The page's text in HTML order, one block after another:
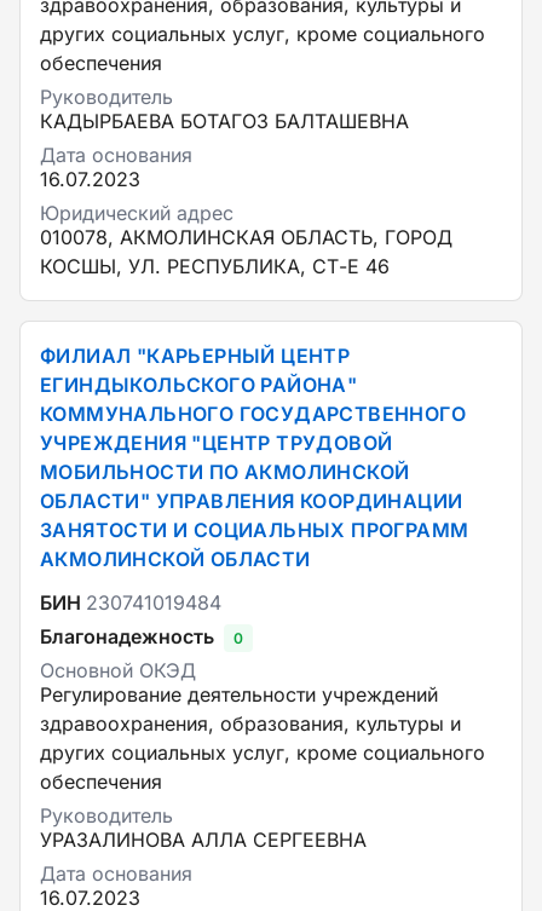
здравоохранения, образования, культуры и
других социальных услуг, кроме социального
обеспечения
Руководитель
КАДЫРБАЕВА БОТАГОЗ БАЛТАШЕВНА
Дата основания
16.07.2023
Юридический адрес
010078, АКМОЛИНСКАЯ ОБЛАСТЬ, ГОРОД
КОСШЫ, УЛ. РЕСПУБЛИКА, СТ-Е 46
ФИЛИАЛ "КАРЬЕРНЫЙ ЦЕНТР
ЕГИНДЫКОЛЬСКОГО РАЙОНА"
КОММУНАЛЬНОГО ГОСУДАРСТВЕННОГО
УЧРЕЖДЕНИЯ "ЦЕНТР ТРУДОВОЙ
МОБИЛЬНОСТИ ПО АКМОЛИНСКОЙ
ОБЛАСТИ" УПРАВЛЕНИЯ КООРДИНАЦИИ
ЗАНЯТОСТИ И СОЦИАЛЬНЫХ ПРОГРАММ
АКМОЛИНСКОЙ ОБЛАСТИ
БИН 230741019484
Благонадежность
0
Основной ОКЭД
Регулирование деятельности учреждений
здравоохранения, образования, культуры и
других социальных услуг, кроме социального
обеспечения
Руководитель
УРАЗАЛИНОВА АЛЛА СЕРГЕЕВНА
Дата основания
16.07.2023